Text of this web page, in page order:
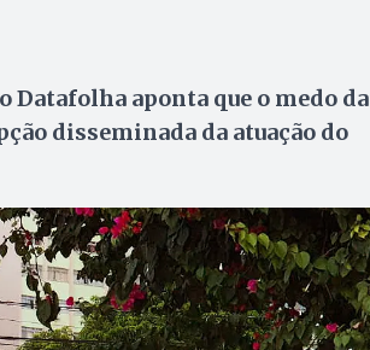
Datafolha aponta que o medo da
disseminada da atuação do